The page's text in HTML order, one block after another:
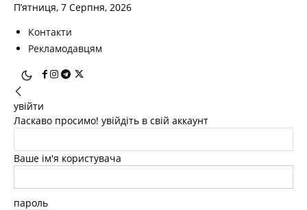
П’ятниця, 7 Серпня, 2026
Контакти
Рекламодавцям
увійти
Ласкаво просимо! увійдіть в свій аккаунт
Ваше ім'я користувача
пароль